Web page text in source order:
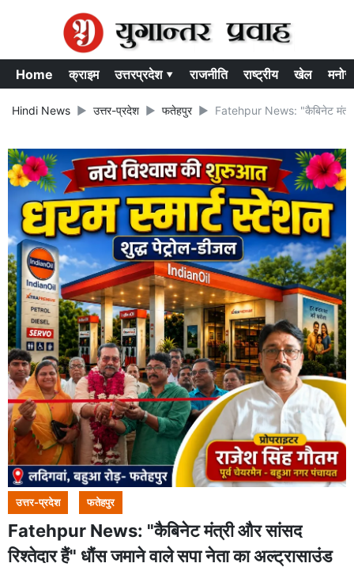
Home क्राइम उत्तरप्रदेश ▾ राजनीति राष्ट्रीय खेल
Hindi News उत्तर-प्रदेश फतेहपुर Fatehpur News: "कैबिनेट मंत्री
उत्तर-प्रदेश फतेहपुर
Fatehpur News: "कैबिनेट मंत्री और सांसद
रिश्तेदार हैं" धौंस जमाने वाले सपा नेता का अल्ट्रासाउंड